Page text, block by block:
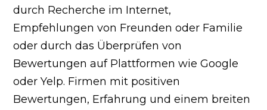
durch Recherche im Internet,
Empfehlungen von Freunden oder Familie
oder durch das Überprüfen von
Bewertungen auf Plattformen wie Google
oder Yelp. Firmen mit positiven
Bewertungen, Erfahrung und einem breiten